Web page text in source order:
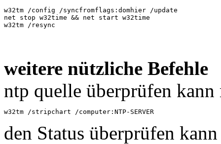
w32tm /config /syncfromflags:domhier /update
net stop w32time && net start w32time
w32tm /resync
weitere nützliche Befehle
ntp quelle überprüfen
w32tm /stripchart /computer:NTP-SERVER
den Status überprüfen